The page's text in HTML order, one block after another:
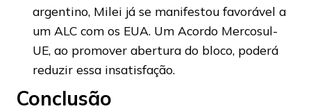
argentino, Milei já se manifestou favorável a
um ALC com os EUA. Um Acordo Mercosul-
UE, ao promover abertura do bloco, poderá
reduzir essa insatisfação.
Conclusão